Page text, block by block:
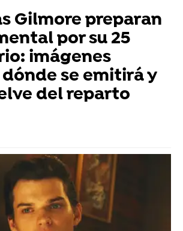
Gilmore preparan
por su 25
imágenes
se emitirá y
del reparto